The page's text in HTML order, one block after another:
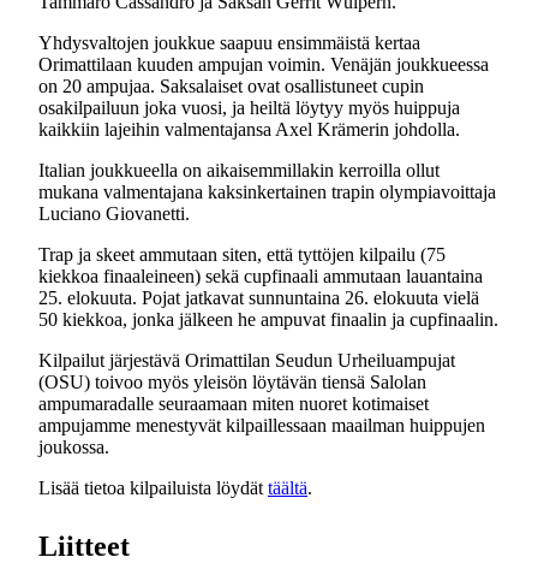
Yhdysvaltojen joukkue saapuu ensimmäistä kertaa
Orimattilaan kuuden ampujan voimin. Venäjän joukkueessa
on 20 ampujaa. Saksalaiset ovat osallistuneet cupin
osakilpailuun joka vuosi, ja heiltä löytyy myös huippuja
kaikkiin lajeihin valmentajansa Axel Krämerin johdolla.
Italian joukkueella on aikaisemmillakin kerroilla ollut
mukana valmentajana kaksinkertainen trapin olympiavoittaja
Luciano Giovanetti.
Trap ja skeet ammutaan siten, että tyttöjen kilpailu (75
kiekkoa finaaleineen) sekä cupfinaali ammutaan lauantaina
25. elokuuta. Pojat jatkavat sunnuntaina 26. elokuuta vielä
50 kiekkoa, jonka jälkeen he ampuvat finaalin ja cupfinaalin.
Kilpailut järjestävä Orimattilan Seudun Urheiluampujat
(OSU) toivoo myös yleisön löytävän tiensä Salolan
ampumaradalle seuraamaan miten nuoret kotimaiset
ampujamme menestyvät kilpaillessaan maailman huippujen
joukossa.
Lisää tietoa kilpailuista löydät täältä.
Liitteet